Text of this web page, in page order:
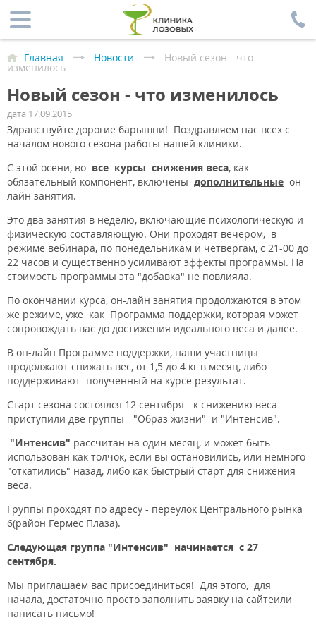
Главная Новости Новый сезон - что
изменилось
Новый сезон - что изменилось
дата 17.09.2015
Здравствуйте дорогие барышни! Поздравляем нас всех с
началом нового сезона работы нашей клиники.
С этой осени, во все курсы снижения веса, как
обязательный компонент, включены дополнительные он-
лайн занятия.
Это два занятия в неделю, включающие психологическую и
физическую составляющую. Они проходят вечером, в
режиме вебинара, по понедельникам и четвергам, с 21-00 до
22 часов и существенно усиливают эффекты программы. На
стоимость программы эта "добавка" не повлияла.
По окончании курса, он-лайн занятия продолжаются в этом
же режиме, уже как Программа поддержки, которая может
сопровождать вас до достижения идеального веса и далее.
В он-лайн Программе поддержки, наши участницы
продолжают снижать вес, от 1,5 до 4 кг в месяц, либо
поддерживают полученный на курсе результат.
Старт сезона состоялся 12 сентября - к снижению веса
приступили две группы - "Образ жизни" и "Интенсив".
"Интенсив" рассчитан на один месяц, и может быть
использован как толчок, если вы остановились, или немного
"откатились" назад, либо как быстрый старт для снижения
веса.
Группы проходят по адресу - переулок Центрального рынка
6(район Гермес Плаза).
Следующая группа "Интенсив" начинается с 27
сентября.
Мы приглашаем вас присоединиться! Для этого, для
начала, достаточно просто заполнить заявку на сайтеили
написать письмо!